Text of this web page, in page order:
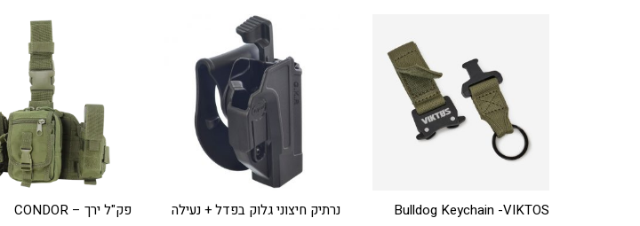
Bulldog Keychain -VIKTOS נרתיק חיצוני גלוק בפדל + נעילה פק"ל ירך – CONDOR